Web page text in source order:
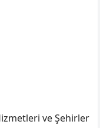
ve Şehirler